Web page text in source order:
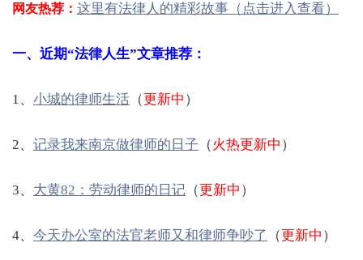
网友热荐： 这里有法律人的精彩故事（点击进入查看）
一、近期“法律人生”文章推荐：
1、 小城的律师生活 （更新中 ）
2、 记录我来南京做律师的日子 （火热更新中 ）
3、 大黄82：劳动律师的日记 （更新中 ）
4、 今天办公室的法官老师又和律师争吵了 （更新中 ）